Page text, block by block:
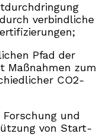
verbindliche
Pfad der
Maßnahmen zum
CO2-
und
von Start-